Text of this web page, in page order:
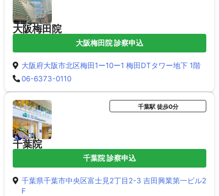
大阪梅田院
大阪梅田院 診察申込
大阪府大阪市北区梅田1ー10ー1 梅田DTタワー地下 1階
06-6373-0110
千葉院
千葉駅 徒歩0分
千葉院 診察申込
千葉県千葉市中央区富士見2丁目2-3 吉田興業第一ビル2
F